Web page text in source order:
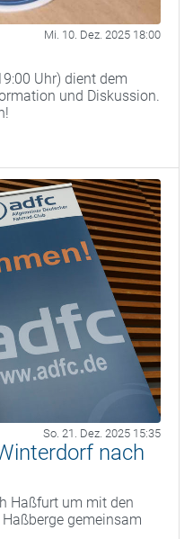
Mi. 10. Dez. 2025 18:00
Uhr) dient dem
und Diskussion.
So. 21. Dez. 2025 15:35
nach
Haßfurt um mit den
gemeinsam